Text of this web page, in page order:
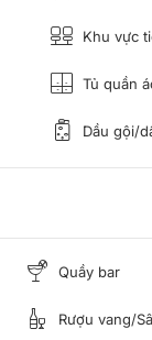
Khu vực
Tủ quần
Dầu gội/
Quầy bar
Rượu vang/